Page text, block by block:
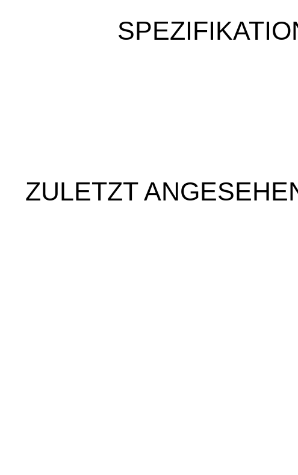
ZULETZT